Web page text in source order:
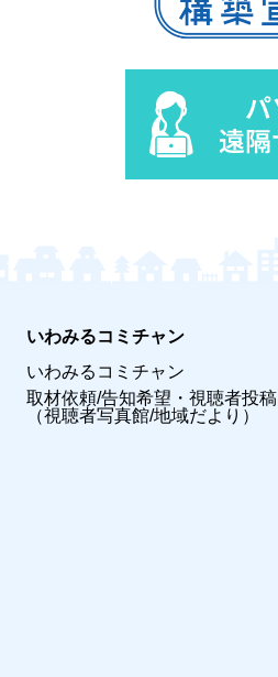
いわみるコミチャン
いわみるコミチャン
取材依頼/告知希望・視聴者投稿
（視聴者写真館/地域だより）